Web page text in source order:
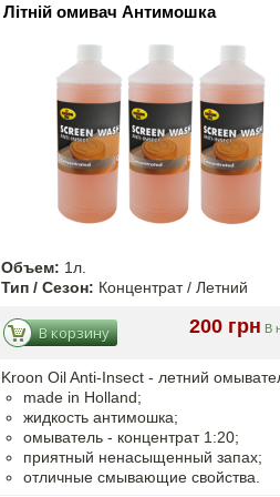
Літній омивач Антимошка
Объем: 1л.
Тип / Сезон: Концентрат / Летний
200 грн В
В корзину
Kroon Oil Anti-Insect - летний
made in Holland;
жидкость антимошка;
омыватель - концентрат 1:20;
приятный ненасыщенный запах;
отличные смывающие свойства.